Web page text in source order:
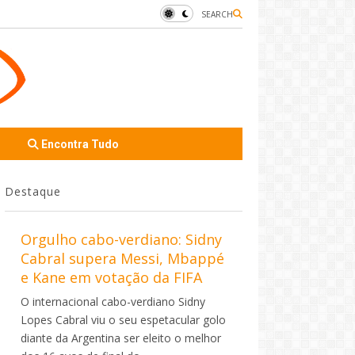
SEARCH
Encontra Tudo
Destaque
Orgulho cabo-verdiano: Sidny
Cabral supera Messi, Mbappé
e Kane em votação da FIFA
O internacional cabo-verdiano Sidny
Lopes Cabral viu o seu espetacular golo
diante da Argentina ser eleito o melhor